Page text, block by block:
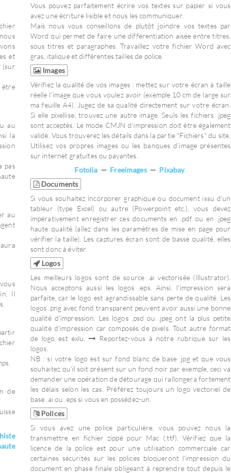
et
(sur
être
au
la
pas
au
Il
de
Vous pouvez parfaitement écrire vos textes sur papier si vous
avez une écriture lisible et nous les communiquer.
Mais nous vous conseillons de plutôt joindre vos textes par
Word qui permet de faire une différentiation aisée entre titres,
sous titres et paragraphes. Travaillez votre fichier Word avec
gras, italique et différentes tailles de police.
Images
Vérifiez la qualité de vos images : mettez sur votre écran à taille
réelle l'image que vous voulez avoir (exemple 10 cm de large sur
ma feuille A4). Jugez de sa qualité directement sur votre écran.
Si elle pixellise, trouvez une autre image. Seuls les fichiers .jpeg
sont acceptés. Le mode CMJN d'impression doit être également
validé. Vous trouverez les détails dans la partie "Fichiers" du site.
Utilisez vos propres images ou les banques d'image présentes
sur internet gratuites ou payantes.
Fotolia — Freeimages— Pixabay
Documents
Si vous souhaitez incorporer graphique ou document issu d'un
tableur (type Excel) ou autre (Powerpoint etc.), vous devez
impérativement enregistrer ces documents en .pdf ou en .jpeg
haute qualité (allez dans les paramètres de mise en page pour
vérifier la taille). Les captures écran sont de basse qualité, elles
sont donc à éviter.
Logos
Les meilleurs logos sont de source .ai vectorisée (Illustrator).
Nous acceptons aussi les logos .eps. Ainsi, l'impression sera
parfaite, car le logo est agrandissable sans perte de qualité. Les
logos .png avec fond transparent peuvent avoir aussi une bonne
qualité d'impression. Les logos .psd ou .jpeg ont la plus petite
qualité d'impression car composés de pixels. Tout autre format
de logo est exlu.
Reportez-vous à notre rubrique sur les
logos.
NB : si votre logo est sur fond blanc de base .jpg et que vous
souhaitez qu'il soit présent sur un fond noir par exemple, ceci va
demander une opération de détourage qui rallongera fortement
les délais selon les cas. Préférez toujours un logo vectoriel de
base .ai ou .eps si vous en possédez-un.
Polices
Si vous avez une police particulière, vous pouvez nous la
transmettre en fichier zippé pour Mac (.ttf). Vérifiez que la
licence de la police est pour une utilisation commerciale car
certaines sécurités sur les polices bloqueront l'impression du
document en phase finale obligeant à reprendre tout depuis le